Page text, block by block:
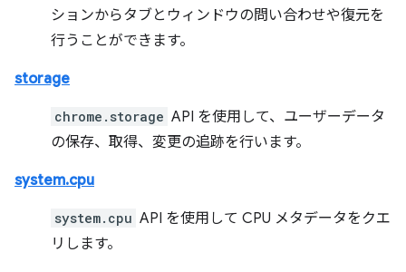
ションからタブとウィンドウの問い合わせや復元を
行うことができます。
storage
chrome.storage API を使用して、ユーザーデータ
の保存、取得、変更の追跡を行います。
system.cpu
system.cpu API を使用して CPU メタデータをクエ
リします。